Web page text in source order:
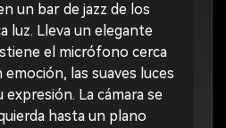
un bar de jazz de los
luz. Lleva un elegante
el micrófono cerca
las suaves luces
La cámara se
hasta un plano